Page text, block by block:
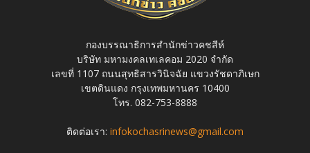
กองบรรณาธิการสำนักข่าวคชสีห์
บริษัท มหามงคลเทเลคอม 2020 จำกัด
เลขที่ 1107 ถนนสุทธิสารวินิจฉัย แขวงรัชดาภิเษก
เขตดินแดง กรุงเทพมหานคร 10400
โทร. 082-753-8888
ติดต่อเรา: infokochasrinews@gmail.com